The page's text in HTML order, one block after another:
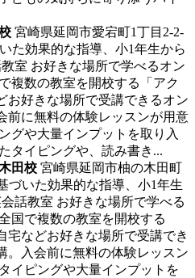
宮崎県延岡市愛宕町1丁目2-2-
た効果的な指導、小1年生から
室 お好きな場所で学べるオン
複数の教室を開校する「アク
お好きな場所で受講できるオン
前に無料の体験レッスンが用意
グや大量インプットを取り入
タイピングや、読み書き...
田校 宮崎県延岡市柚の木田町
づいた効果的な指導、小1年生
話教室 お好きな場所で学べる
国で複数の教室を開校する
宅などお好きな場所で受講でき
。入会前に無料の体験レッスン
イピングや大量インプットを